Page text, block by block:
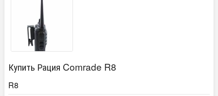
Купить Рация Comrade R8
R8